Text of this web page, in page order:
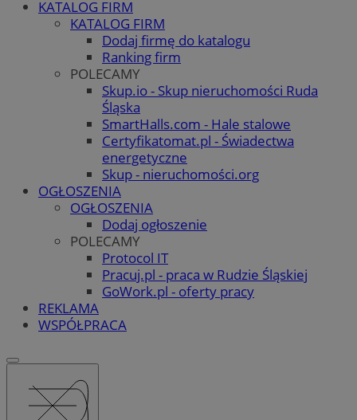
KATALOG FIRM
KATALOG FIRM
Dodaj firmę do katalogu
Ranking firm
POLECAMY
Skup.io - Skup nieruchomości Ruda
Śląska
SmartHalls.com - Hale stalowe
Certyfikatomat.pl - Świadectwa
energetyczne
Skup - nieruchomości.org
OGŁOSZENIA
OGŁOSZENIA
Dodaj ogłoszenie
POLECAMY
Protocol IT
Pracuj.pl - praca w Rudzie Śląskiej
GoWork.pl - oferty pracy
REKLAMA
WSPÓŁPRACA